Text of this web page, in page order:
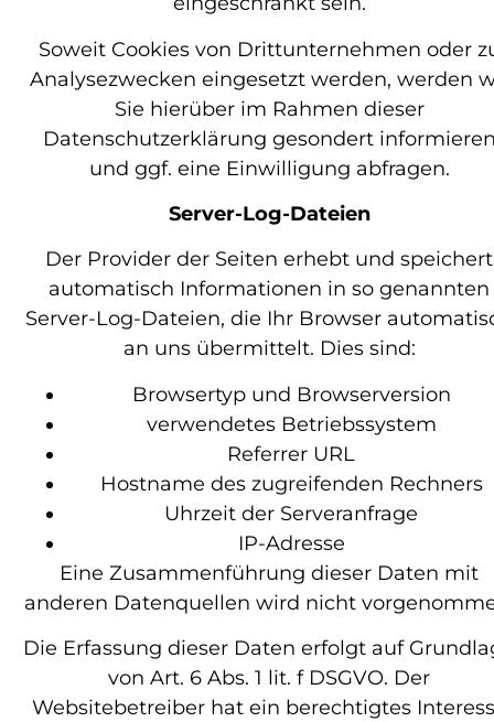
Soweit Cookies von Drittunternehmen oder
Analysezwecken eingesetzt werden, werden
Sie hierüber im Rahmen dieser
Datenschutzerklärung gesondert
und ggf. eine Einwilligung abfragen.
Server-Log-Dateien
Der Provider der Seiten erhebt und speichert
automatisch Informationen in so genannten
Server-Log-Dateien, die Ihr Browser
an uns übermittelt. Dies sind:
Browsertyp und Browserversion
verwendetes Betriebssystem
Referrer URL
Hostname des zugreifenden Rechners
Uhrzeit der Serveranfrage
IP-Adresse
Eine Zusammenführung dieser Daten mit
anderen Datenquellen wird nicht
Die Erfassung dieser Daten erfolgt auf
von Art. 6 Abs. 1 lit. f DSGVO. Der
Websitebetreiber hat ein berechtigtes